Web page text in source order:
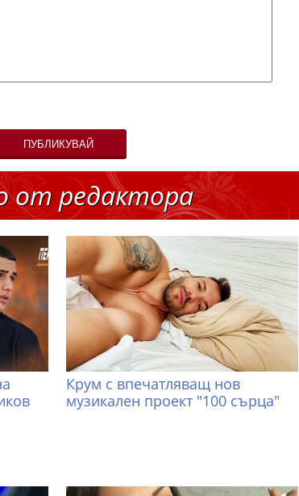
ПУБЛИКУВАЙ
от редактора
Крум с впечатляващ нов
музикален проект "100 сърца"